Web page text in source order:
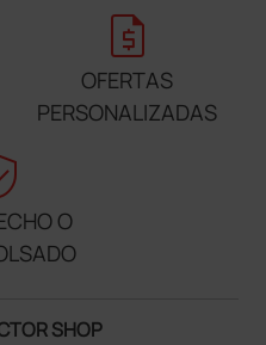
request_quote
OFERTAS
PERSONALIZADAS
O
SHOP